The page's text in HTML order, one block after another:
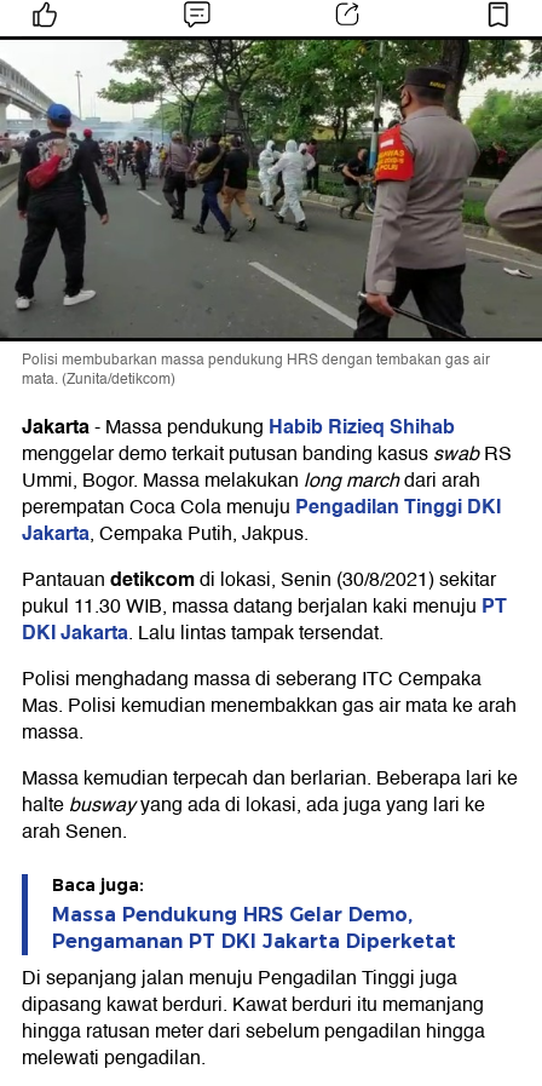
Polisi membubarkan massa pendukung HRS dengan tembakan gas air
mata. (Zunita/detikcom)
Jakarta-Massa pendukung Habib Rizieq Shihab
menggelar demo terkait putusan banding kasusswabRS
Ummi, Bogor. Massa melakukan long marchdari arah
perempatan Coca Cola menuju Pengadilan Tinggi DKI
Jakarta, Cempaka Putih, Jakpus.
Pantauandetikcomdi lokasi, Senin (30/8/2021) sekitar
pukul 11.30 WIB, massa datang berjalan kaki menuju PT
DKI Jakarta. Lalu lintas tampak tersendat.
Polisi menghadang massa di seberang ITC Cempaka
Mas. Polisi kemudian menembakkan gas air mata ke arah
massa.
Massa kemudian terpecah dan berlarian. Beberapa lari ke
haltebuswayyang ada di lokasi, ada juga yang lari ke
arah Senen.
Baca juga:
Massa Pendukung HRS Gelar Demo,
Pengamanan PT DKI Jakarta Diperketat
Di sepanjang jalan menuju Pengadilan Tinggi juga
dipasang kawat berduri. Kawat berduri itu memanjang
hingga ratusan meter dari sebelum pengadilan hingga
melewati pengadilan.